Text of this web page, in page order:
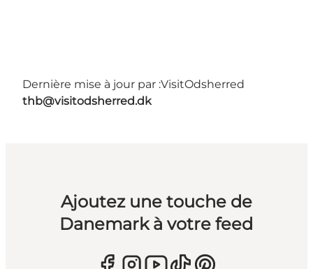
Dernière mise à jour par :VisitOdsherred
thb@visitodsherred.dk
Ajoutez une touche de
Danemark à votre feed